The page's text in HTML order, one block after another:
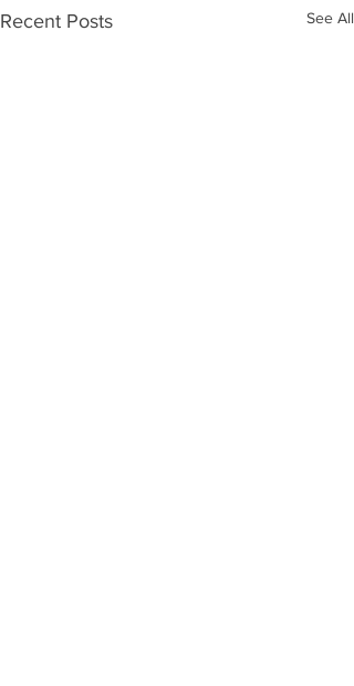
Recent Posts See All